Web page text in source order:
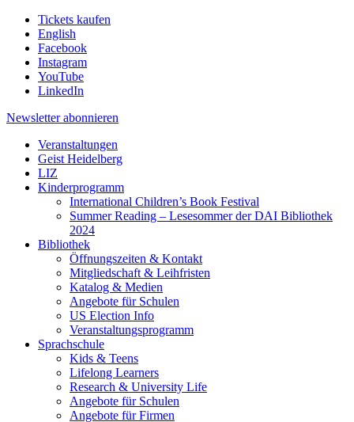
Tickets kaufen
English
Facebook
Instagram
YouTube
LinkedIn
Newsletter abonnieren
Veranstaltungen
Geist Heidelberg
LIZ
Kinderprogramm
International Children’s Book Festival
Summer Reading – Lesesommer der DAI Bibliothek
2024
Bibliothek
Öffnungszeiten & Kontakt
Mitgliedschaft & Leihfristen
Katalog & Medien
Angebote für Schulen
US Election Info
Veranstaltungsprogramm
Sprachschule
Kids & Teens
Lifelong Learners
Research & University Life
Angebote für Schulen
Angebote für Firmen